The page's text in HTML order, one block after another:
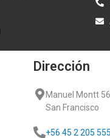
Dirección
Manuel Montt
San Francisco
+56 45 2 205 555